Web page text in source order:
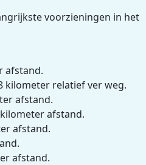
voorzieningen in het
afstand.
kilometer relatief ver weg.
afstand.
afstand.
afstand.
afstand.